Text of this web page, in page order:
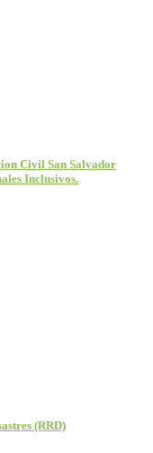
Civil San Salvador
Inclusivos.
(RRD)